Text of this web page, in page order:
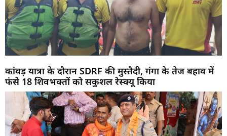
कांवड़ यात्रा के दौरान SDRF की मुस्तैदी, गंगा के तेज बहाव में
फंसे 18 शिवभक्तों को सकुशल रेस्क्यू किया